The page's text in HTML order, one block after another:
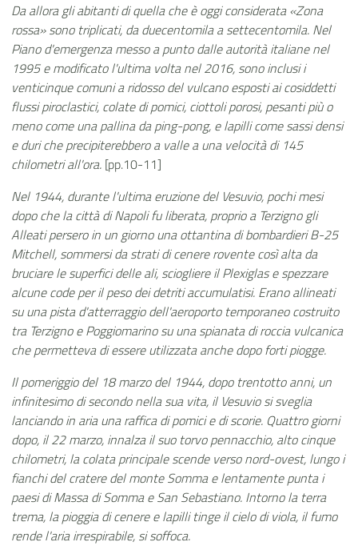
Da allora gli abitanti di quella che è oggi considerata «Zona
rossa» sono triplicati, da duecentomila a settecentomila. Nel
Piano d'emergenza messo a punto dalle autorità italiane nel
1995 e modificato l'ultima volta nel 2016, sono inclusi i
venticinque comuni a ridosso del vulcano esposti ai cosiddetti
flussi piroclastici, colate di pomici, ciottoli porosi, pesanti più o
meno come una pallina da ping-pong, e lapilli come sassi densi
e duri che precipiterebbero a valle a una velocità di 145
chilometri all'ora. [pp.10-11]
Nel 1944, durante l'ultima eruzione del Vesuvio, pochi mesi
dopo che la città di Napoli fu liberata, proprio a Terzigno gli
Alleati persero in un giorno una ottantina di bombardieri B-25
Mitchell, sommersi da strati di cenere rovente così alta da
bruciare le superfici delle ali, sciogliere il Plexiglas e spezzare
alcune code per il peso dei detriti accumulatisi. Erano allineati
su una pista d'atterraggio dell'aeroporto temporaneo costruito
tra Terzigno e Poggiomarino su una spianata di roccia vulcanica
che permetteva di essere utilizzata anche dopo forti piogge.
Il pomeriggio del 18 marzo del 1944, dopo trentotto anni, un
infinitesimo di secondo nella sua vita, il Vesuvio si sveglia
lanciando in aria una raffica di pomici e di scorie. Quattro giorni
dopo, il 22 marzo, innalza il suo torvo pennacchio, alto cinque
chilometri, la colata principale scende verso nord-ovest, lungo i
fianchi del cratere del monte Somma e lentamente punta i
paesi di Massa di Somma e San Sebastiano. Intorno la terra
trema, la pioggia di cenere e lapilli tinge il cielo di viola, il fumo
rende l'aria irrespirabile, si soffoca.